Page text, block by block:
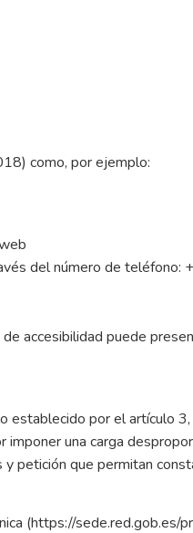
como, por ejemplo:
del número de
accesibilidad puede
establecido por el artículo
una carga
petición que permitan
(https://sede.red.gob.es/